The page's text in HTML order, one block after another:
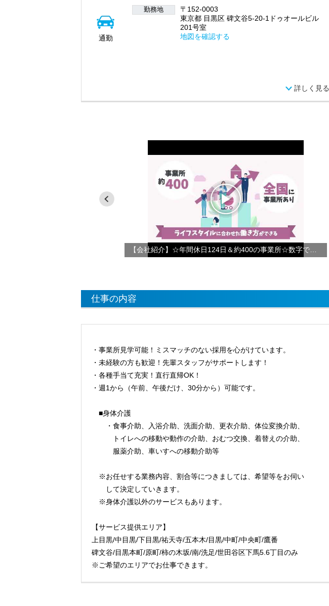
通勤
勤務地
〒152-0003
東京都 目黒区 碑文谷5-20-1ドゥオールビル
201号室
地図を確認する
詳しく見る
仕事の内容
・事業所見学可能！ミスマッチのない採用を心がけています。
・未経験の方も歓迎！先輩スタッフがサポートします！
・各種手当て充実！直行直帰OK！
・週1から（午前、午後だけ、30分から）可能です。
■身体介護
・食事介助、入浴介助、洗面介助、更衣介助、体位変換介助、
トイレへの移動や動作の介助、おむつ交換、着替えの介助、
服薬介助、車いすへの移動介助等
※お任せする業務内容、割合等につきましては、希望等をお伺い
して決定していきます。
※身体介護以外のサービスもあります。
【サービス提供エリア】
上目黒/中目黒/下目黒/祐天寺/五本木/目黒/中町/中央町/鷹番
碑文谷/目黒本町/原町/柿の木坂/南/洗足/世田谷区下馬5.6丁目のみ
※ご希望のエリアでお仕事できます。